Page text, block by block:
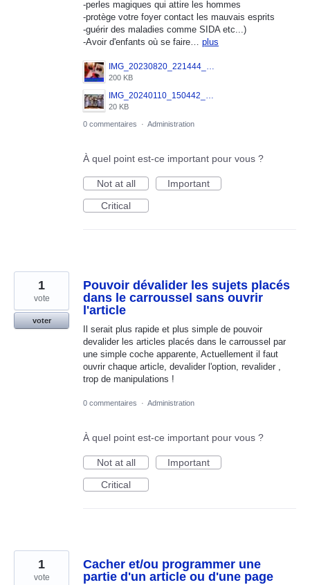
-perles magiques qui attire les hommes
-protège votre foyer contact les mauvais esprits
-guérir des maladies comme SIDA etc...)
-Avoir d'enfants où se faire… plus
IMG_20230820_221444_917.jpg
200 KB
IMG_20240110_150442_171.jpg
20 KB
0 commentaires · Administration
À quel point est-ce important pour vous ?
Not at all
Important
Critical
Pouvoir dévalider les sujets placés
dans le carroussel sans ouvrir
l'article
Il serait plus rapide et plus simple de pouvoir
devalider les articles placés dans le carroussel par
une simple coche apparente, Actuellement il faut
ouvrir chaque article, devalider l'option, revalider ,
trop de manipulations !
1
vote
voter
0 commentaires · Administration
À quel point est-ce important pour vous ?
Not at all
Important
Critical
Cacher et/ou programmer une
partie d'un article ou d'une page
1
vote